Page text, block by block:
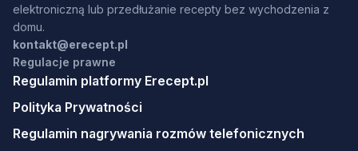
elektroniczną lub przedłużanie recepty bez wychodzenia z
domu.
kontakt@erecept.pl
Regulacje prawne
Regulamin platformy Erecept.pl
Polityka Prywatności
Regulamin nagrywania rozmów telefonicznych